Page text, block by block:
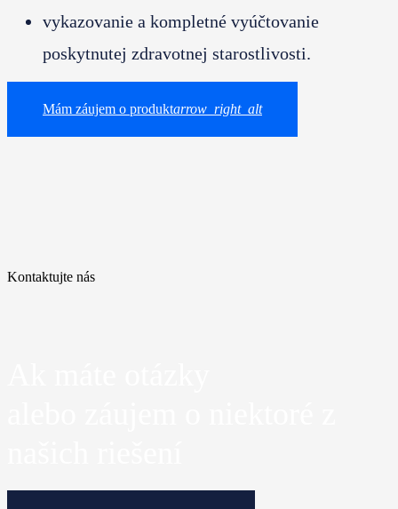
vykazovanie a kompletné vyúčtovanie
poskytnutej zdravotnej starostlivosti.
Mám záujem o produktarrow_right_alt
Kontaktujte nás